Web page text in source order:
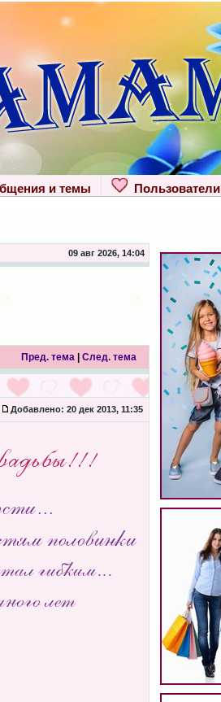
Пользователи
и темы
09 авг 2026, 14:04
Пред. тема| След. тема
Добавлено: 20 дек 2013, 11:35